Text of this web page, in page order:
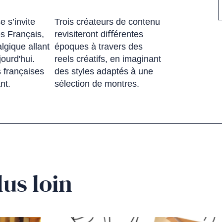
s’invite
Français,
allant
françaises
Trois créateurs de contenu
revisiteront diﬀérentes
époques à travers des
reels créatifs, en imaginant
des styles adaptés à une
sélection de montres.
loin